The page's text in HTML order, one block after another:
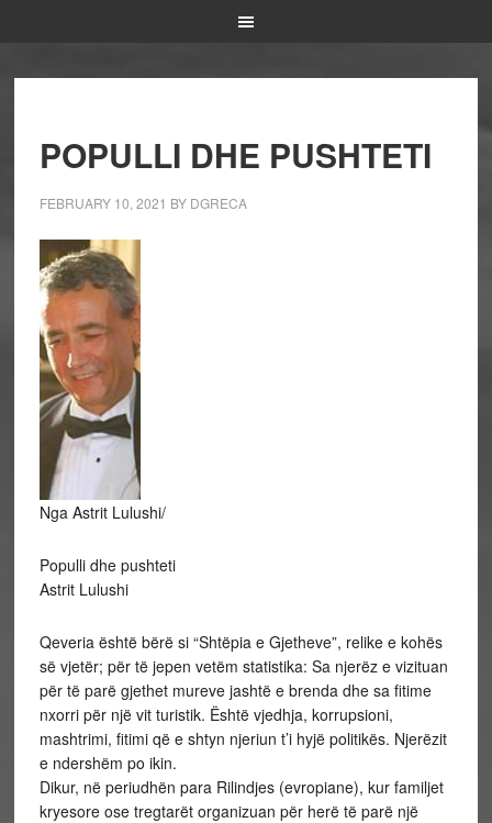
POPULLI DHE PUSHTETI
FEBRUARY 10, 2021 BY DGRECA
Nga Astrit Lulushi/
Populli dhe pushteti
Astrit Lulushi
Qeveria është bërë si “Shtëpia e Gjetheve”, relike e kohës
së vjetër; për të jepen vetëm statistika: Sa njerëz e vizituan
për të parë gjethet mureve jashtë e brenda dhe sa fitime
nxorri për një vit turistik. Është vjedhja, korrupsioni,
mashtrimi, fitimi që e shtyn njeriun t’i hyjë politikës. Njerëzit
e ndershëm po ikin.
Dikur, në periudhën para Rilindjes (evropiane), kur familjet
kryesore ose tregtarët organizuan për herë të parë një